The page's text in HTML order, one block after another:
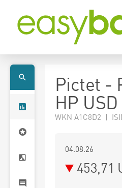
Pictet -
HP USD
WKN A1C8D2 |
04.08.26
453,71